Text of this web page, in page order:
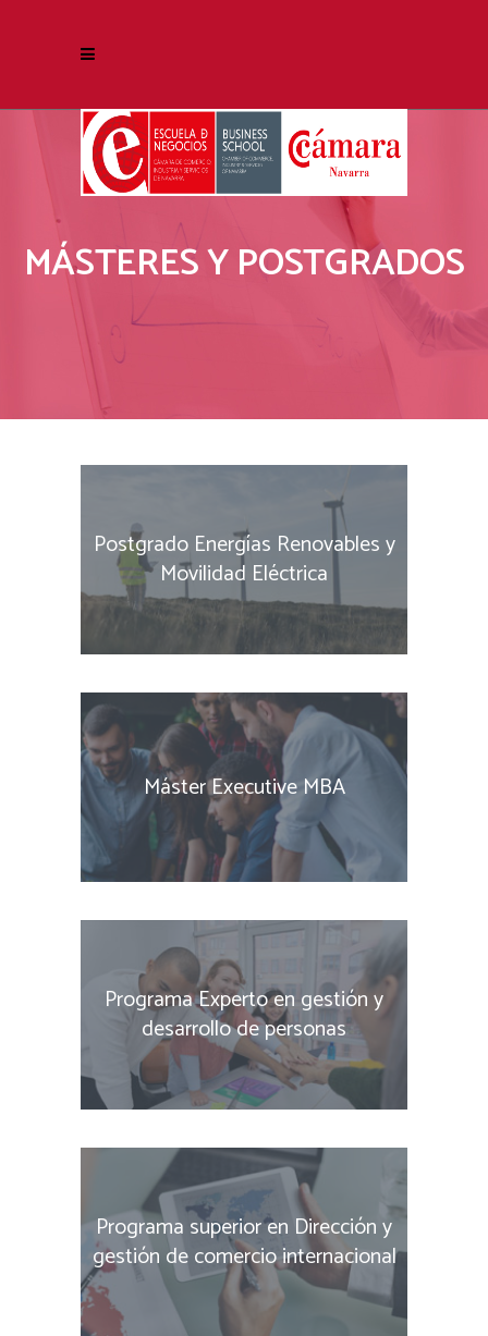
MÁSTERES Y POSTGRADOS
Postgrado Energías Renovables y
Movilidad Eléctrica
Máster Executive MBA
Programa Experto en gestión y
desarrollo de personas
Programa superior en Dirección y
gestión de comercio internacional